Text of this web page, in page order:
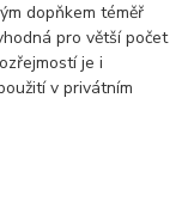
dopňkem téměř
pro větší počet
je i
v privátním